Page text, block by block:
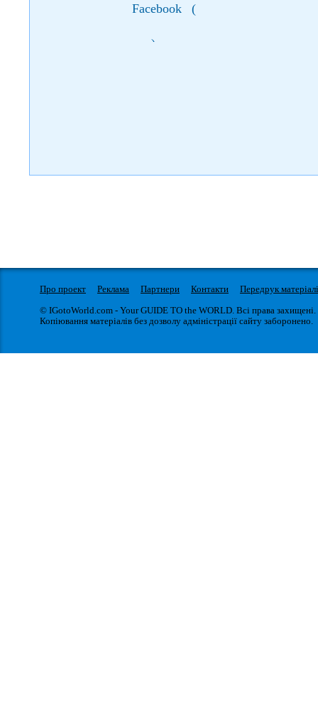
Facebook (
)
Про проект Реклама Партнери Контакти
Передрук
© IGotoWorld.com - Your GUIDE TO the WORLD. Всі права захищені.
Копіювання матеріалів без дозволу адміністрації сайту заборонено.